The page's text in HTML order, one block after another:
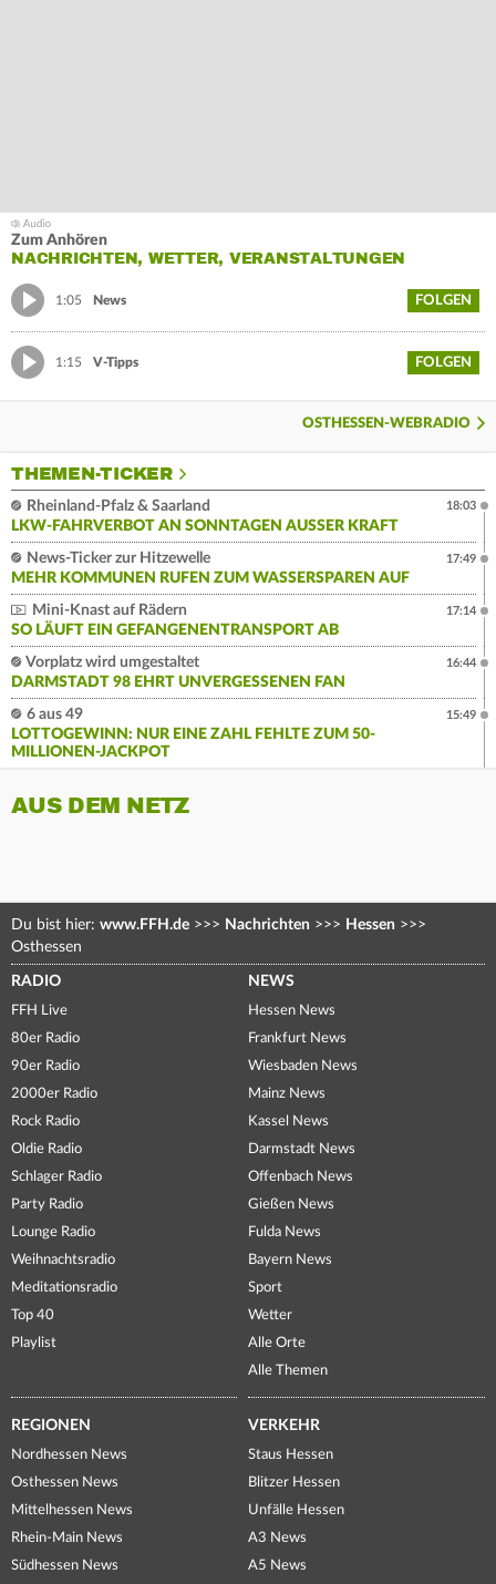
Zum Anhören
NACHRICHTEN, WETTER, VERANSTALTUNGEN
1:05 News FOLGEN
1:15 V-Tipps FOLGEN
OSTHESSEN-WEBRADIO
THEMEN-TICKER
Rheinland-Pfalz & Saarland
LKW-FAHRVERBOT AN SONNTAGEN AUSSER KRAFT
18:03
News-Ticker zur Hitzewelle
MEHR KOMMUNEN RUFEN ZUM WASSERSPAREN AUF
17:49
Mini-Knast auf Rädern
SO LÄUFT EIN GEFANGENENTRANSPORT AB
17:14
Vorplatz wird umgestaltet
DARMSTADT 98 EHRT UNVERGESSENEN FAN
16:44
6 aus 49
LOTTOGEWINN: NUR EINE ZAHL FEHLTE ZUM 50-
MILLIONEN-JACKPOT
15:49
AUS DEM NETZ
Du bist hier: www.FFH.de >>> Nachrichten >>> Hessen >>>
Osthessen
RADIO
FFH Live
80er Radio
90er Radio
2000er Radio
Rock Radio
Oldie Radio
Schlager Radio
Party Radio
Lounge Radio
Weihnachtsradio
Meditationsradio
Top 40
Playlist
NEWS
Hessen News
Frankfurt News
Wiesbaden News
Mainz News
Kassel News
Darmstadt News
Offenbach News
Gießen News
Fulda News
Bayern News
Sport
Wetter
Alle Orte
Alle Themen
REGIONEN
Nordhessen News
Osthessen News
Mittelhessen News
Rhein-Main News
Südhessen News
VERKEHR
Staus Hessen
Blitzer Hessen
Unfälle Hessen
A3 News
A5 News